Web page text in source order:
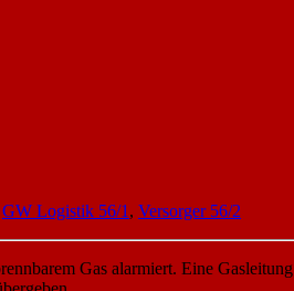
GW Logistik 56/1, Versorger 56/2
Gas alarmiert. Eine